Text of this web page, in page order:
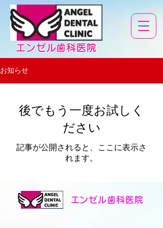
エンゼル歯科医院
お知らせ
後でもう一度お試しく
ださい
記事が公開されると、ここに表示さ
れます。
エンゼル歯科医院